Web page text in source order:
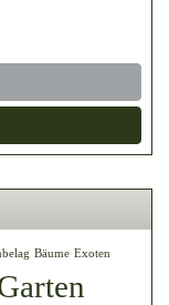
Bäume Exoten